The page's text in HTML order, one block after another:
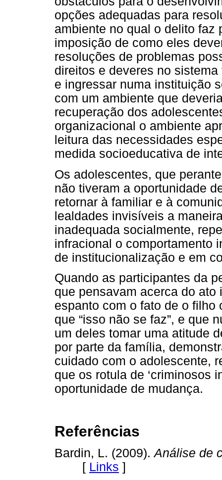
opções adequadas para
ambiente no qual o delito faz
imposição de como eles
resoluções de problemas
direitos e deveres no
e ingressar numa instituição
com um ambiente que
recuperação dos
organizacional o ambiente
leitura das necessidades
medida socioeducativa de
Os adolescentes, que
não tiveram a oportunidade
retornar à familiar e à
lealdades invisíveis a
inadequada socialmente,
infracional o comportamento
de institucionalização e em
Quando as participantes da
que pensavam acerca do
espanto com o fato de o filho
que “isso não se faz”, e que
um deles tomar uma atitude
por parte da família,
cuidado com o adolescente,
que os rotula de ‘criminosos
oportunidade de mudança.
Referências
Bardin, L. (2009).Análise de
[ Links ]